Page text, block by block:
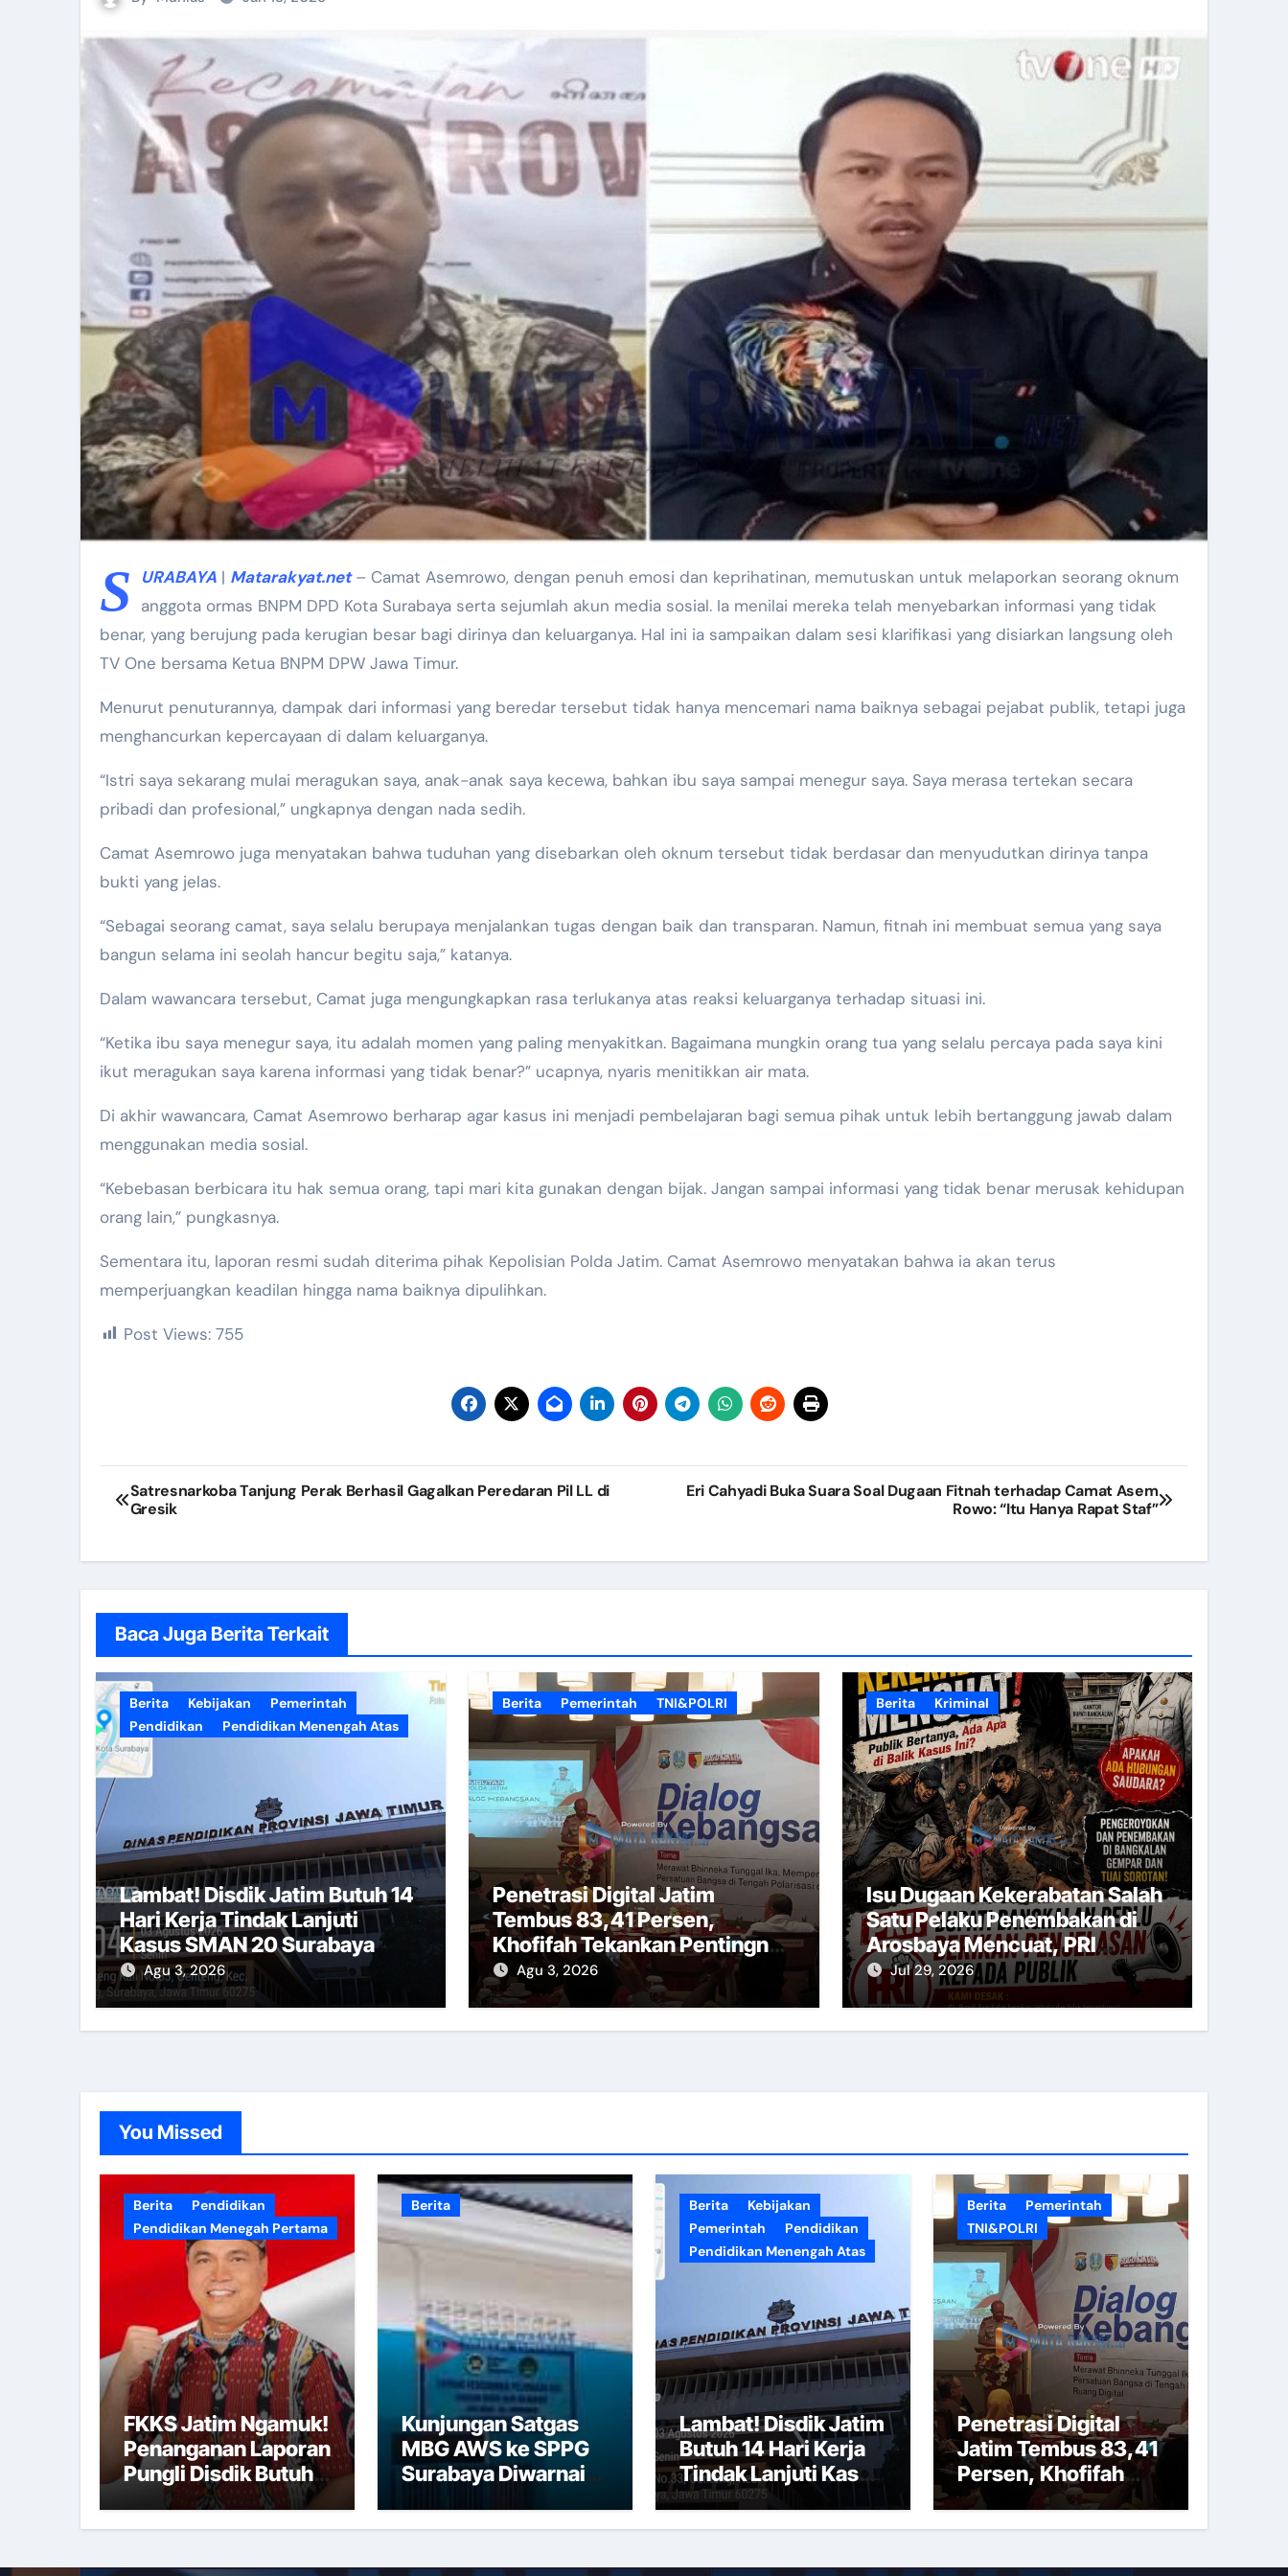
S URABAYA | Matarakyat.net– Camat Asemrowo, dengan penuh emosi dan keprihatinan, memutuskan untuk melaporkan seorang oknum
anggota ormas BNPM DPD Kota Surabaya serta sejumlah akun media sosial. Ia menilai mereka telah menyebarkan informasi yang tidak
benar, yang berujung pada kerugian besar bagi dirinya dan keluarganya. Hal ini ia sampaikan dalam sesi klarifikasi yang disiarkan langsung oleh
TV One bersama Ketua BNPM DPW Jawa Timur.
Menurut penuturannya, dampak dari informasi yang beredar tersebut tidak hanya mencemari nama baiknya sebagai pejabat publik, tetapi juga
menghancurkan kepercayaan di dalam keluarganya.
“Istri saya sekarang mulai meragukan saya, anak-anak saya kecewa, bahkan ibu saya sampai menegur saya. Saya merasa tertekan secara
pribadi dan profesional,” ungkapnya dengan nada sedih.
Camat Asemrowo juga menyatakan bahwa tuduhan yang disebarkan oleh oknum tersebut tidak berdasar dan menyudutkan dirinya tanpa
bukti yang jelas.
“Sebagai seorang camat, saya selalu berupaya menjalankan tugas dengan baik dan transparan. Namun, fitnah ini membuat semua yang saya
bangun selama ini seolah hancur begitu saja,” katanya.
Dalam wawancara tersebut, Camat juga mengungkapkan rasa terlukanya atas reaksi keluarganya terhadap situasi ini.
“Ketika ibu saya menegur saya, itu adalah momen yang paling menyakitkan. Bagaimana mungkin orang tua yang selalu percaya pada saya kini
ikut meragukan saya karena informasi yang tidak benar?” ucapnya, nyaris menitikkan air mata.
Di akhir wawancara, Camat Asemrowo berharap agar kasus ini menjadi pembelajaran bagi semua pihak untuk lebih bertanggung jawab dalam
menggunakan media sosial.
“Kebebasan berbicara itu hak semua orang, tapi mari kita gunakan dengan bijak. Jangan sampai informasi yang tidak benar merusak kehidupan
orang lain,” pungkasnya.
Sementara itu, laporan resmi sudah diterima pihak Kepolisian Polda Jatim. Camat Asemrowo menyatakan bahwa ia akan terus
memperjuangkan keadilan hingga nama baiknya dipulihkan.
Post Views: 755
Navigasi
pos
Satresnarkoba Tanjung Perak Berhasil Gagalkan Peredaran Pil LL di
Gresik
Eri Cahyadi Buka Suara Soal Dugaan Fitnah terhadap Camat Asem
Rowo: “Itu Hanya Rapat Staf”
Baca Juga Berita Terkait
Berita Kebijakan
Pemerintah
Pendidikan
Pendidikan Menengah Atas
Lambat! Disdik Jatim Butuh 14
Hari Kerja Tindak Lanjuti
Kasus SMAN 20 Surabaya
Agu 3, 2026
Berita Pemerintah TNI&POLRI
Penetrasi Digital Jatim
Tembus 83,41 Persen,
Khofifah Tekankan Pentingnya
Literasi Informasi
Agu 3, 2026
Berita Kriminal
Isu Dugaan Kekerabatan Salah
Satu Pelaku Penembakan di
Arosbaya Mencuat, PRI
“Bupati Bangkalan Perlu
Berikan Penjelasan kepada
Jul 29, 2026
You Missed
Berita
Pendidikan
Pendidikan Menegah Pertama
FKKS Jatim Ngamuk!
Penanganan Laporan
Pungli Disdik Butuh
14 Hari: “Aturan dari
Mana?”
Berita
Kunjungan Satgas
MBG AWS ke SPPG
Surabaya Diwarnai
Alasan Istirahat
Berita
Kebijakan
Pemerintah
Pendidikan
Pendidikan Menengah Atas
Lambat! Disdik Jatim
Butuh 14 Hari Kerja
Tindak Lanjuti Kasus
SMAN 20 Surabaya
Berita
Pemerintah
TNI&POLRI
Penetrasi Digital
Jatim Tembus 83,41
Persen, Khofifah
Tekankan
Pentingnya Literasi